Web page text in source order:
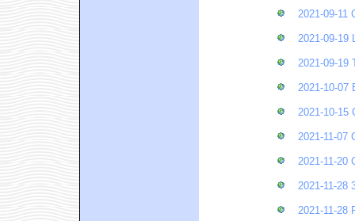
2021-09-11
2021-09-19
2021-09-19
2021-10-07
2021-10-15
2021-11-07
2021-11-20
2021-11-28
2021-11-28